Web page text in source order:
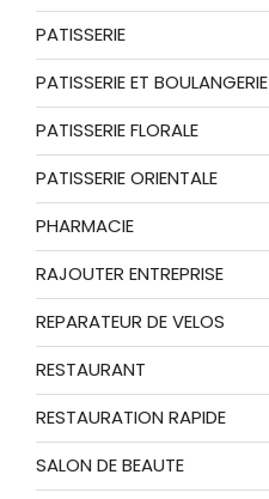
PATISSERIE
PATISSERIE ET BOULANGERIE
PATISSERIE FLORALE
PATISSERIE ORIENTALE
PHARMACIE
RAJOUTER ENTREPRISE
REPARATEUR DE VELOS
RESTAURANT
RESTAURATION RAPIDE
SALON DE BEAUTE